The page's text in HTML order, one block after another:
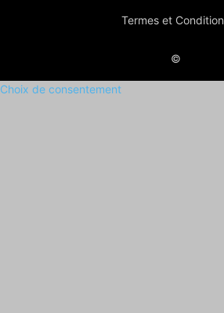
Termes et
©
Choix de consentement